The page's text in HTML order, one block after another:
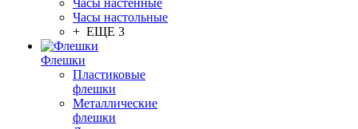
Часы настенные
Часы настольные
+ ЕЩЕ 3
Флешки
Пластиковые
флешки
Металлические
флешки